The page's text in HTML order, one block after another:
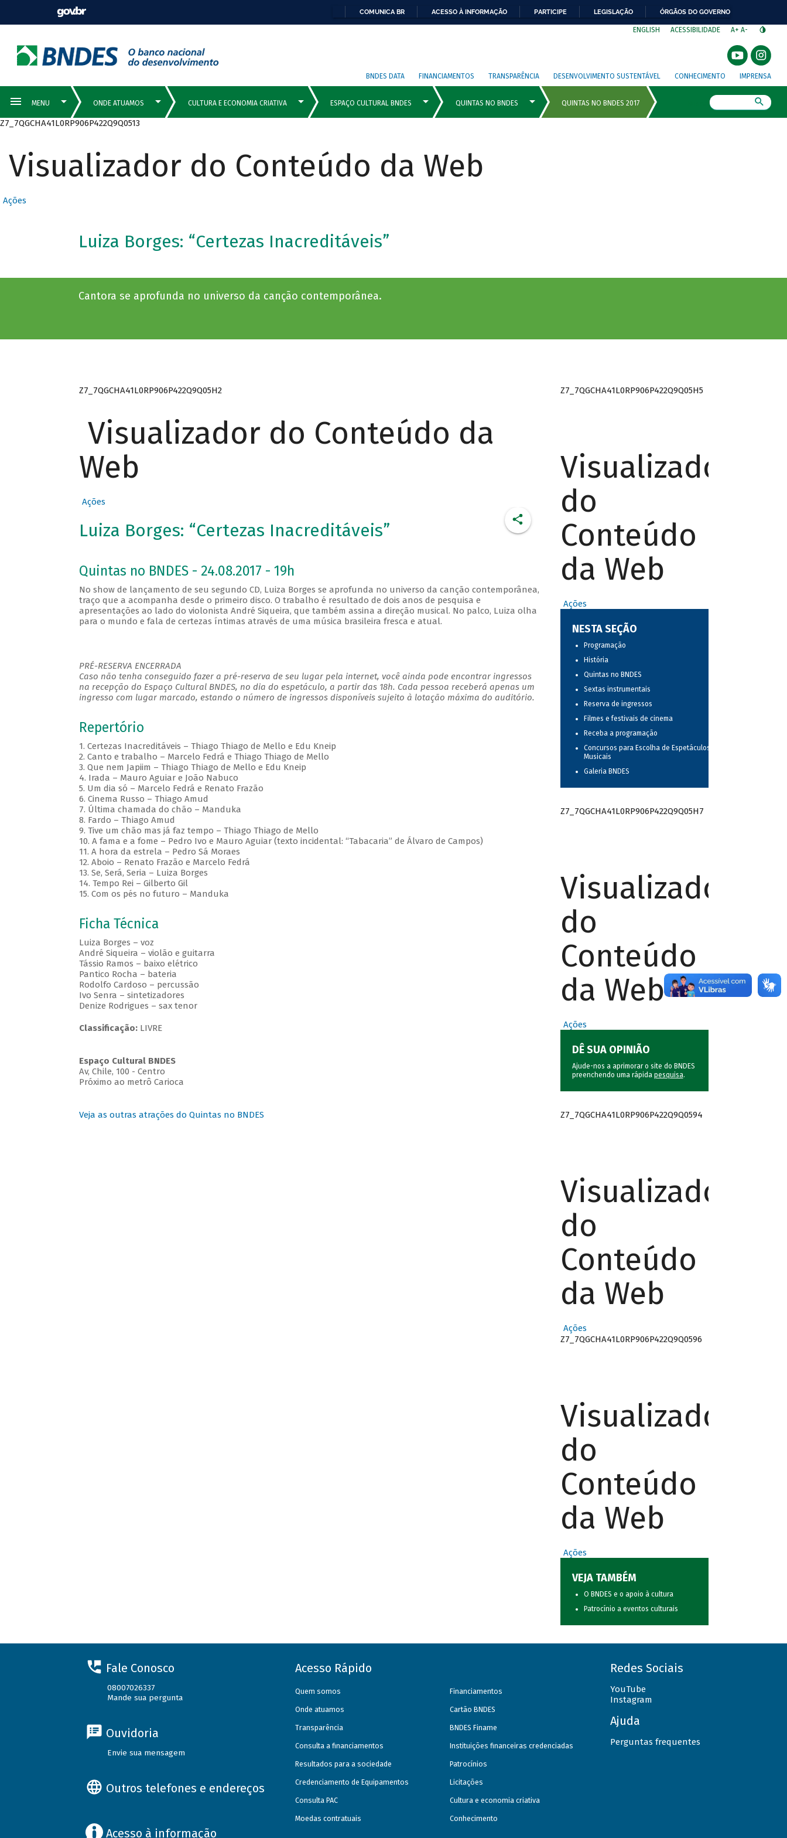
COMUNICA BR ACESSO À INFORMAÇÃO PARTICIPE LEGISLAÇÃO ÓRGÃOS DO GOVERNO
ENGLISH ACESSIBILIDADE A+ A-
BNDES DATA FINANCIAMENTOS TRANSPARÊNCIA DESENVOLVIMENTO SUSTENTÁVEL CONHECIMENTO IMPRENSA
Z7_7QGCHA41L0RP906P422Q9Q0513
Visualizador do Conteúdo da Web
Ações
Luiza Borges: “Certezas Inacreditáveis”
Cantora se aprofunda no universo da canção contemporânea.
Z7_7QGCHA41L0RP906P422Q9Q05H2
Visualizador do Conteúdo da
Web
Ações
Luiza Borges: “Certezas Inacreditáveis”
Quintas no BNDES - 24.08.2017 - 19h
No show de lançamento de seu segundo CD, Luiza Borges se aprofunda no universo da canção contemporânea,
traço que a acompanha desde o primeiro disco. O trabalho é resultado de dois anos de pesquisa e
apresentações ao lado do violonista André Siqueira, que também assina a direção musical. No palco, Luiza olha
para o mundo e fala de certezas íntimas através de uma música brasileira fresca e atual.
PRÉ-RESERVA ENCERRADA
Caso não tenha conseguido fazer a pré-reserva de seu lugar pela internet, você ainda pode encontrar ingressos
na recepção do Espaço Cultural BNDES, no dia do espetáculo, a partir das 18h. Cada pessoa receberá apenas um
ingresso com lugar marcado, estando o número de ingressos disponíveis sujeito à lotação máxima do auditório.
Repertório
1. Certezas Inacreditáveis – Thiago Thiago de Mello e Edu Kneip
2. Canto e trabalho – Marcelo Fedrá e Thiago Thiago de Mello
3. Que nem Japiim – Thiago Thiago de Mello e Edu Kneip
4. Irada – Mauro Aguiar e João Nabuco
5. Um dia só – Marcelo Fedrá e Renato Frazão
6. Cinema Russo – Thiago Amud
7. Última chamada do chão – Manduka
8. Fardo – Thiago Amud
9. Tive um chão mas já faz tempo – Thiago Thiago de Mello
10. A fama e a fome – Pedro Ivo e Mauro Aguiar (texto incidental: “Tabacaria” de Álvaro de Campos)
11. A hora da estrela – Pedro Sá Moraes
12. Aboio – Renato Frazão e Marcelo Fedrá
13. Se, Será, Seria – Luiza Borges
14. Tempo Rei – Gilberto Gil
15. Com os pés no futuro – Manduka
Ficha Técnica
Luiza Borges – voz
André Siqueira – violão e guitarra
Tássio Ramos – baixo elétrico
Pantico Rocha – bateria
Rodolfo Cardoso – percussão
Ivo Senra – sintetizadores
Denize Rodrigues – sax tenor
Classificação: LIVRE
Espaço Cultural BNDES
Av, Chile, 100 - Centro
Próximo ao metrô Carioca
Veja as outras atrações do Quintas no BNDES
Z7_7QGCHA41L0RP906P422Q9Q05H5
Visualizador
do
Conteúdo
da Web
Ações
NESTA SEÇÃO
Programação
História
Quintas no BNDES
Sextas instrumentais
Reserva de ingressos
Filmes e festivais de cinema
Receba a programação
Concursos para Escolha de Espetáculos
Musicais
Galeria BNDES
Z7_7QGCHA41L0RP906P422Q9Q05H7
Visualizador
do
Conteúdo
da Web
Ações
DÊ SUA OPINIÃO
Ajude-nos a aprimorar o site do BNDES
preenchendo uma rápida pesquisa.
Z7_7QGCHA41L0RP906P422Q9Q0594
Visualizador
do
Conteúdo
da Web
Ações
Z7_7QGCHA41L0RP906P422Q9Q0596
Visualizador
do
Conteúdo
da Web
Ações
VEJA TAMBÉM
O BNDES e o apoio à cultura
Patrocínio a eventos culturais
Fale Conosco
08007026337
Mande sua pergunta
Ouvidoria
Envie sua mensagem
Outros telefones e endereços
Acesso à informação
Acesso Rápido
Quem somos
Onde atuamos
Transparência
Consulta a financiamentos
Resultados para a sociedade
Credenciamento de Equipamentos
Consulta PAC
Moedas contratuais
Financiamentos
Cartão BNDES
BNDES Finame
Instituições financeiras credenciadas
Patrocínios
Licitações
Cultura e economia criativa
Conhecimento
Redes Sociais
YouTube
Instagram
Ajuda
Perguntas frequentes